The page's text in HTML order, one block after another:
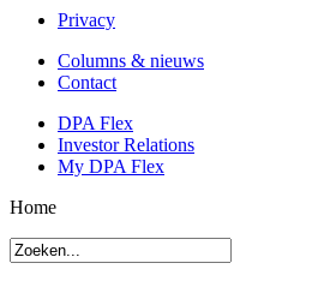
Privacy
Columns & nieuws
Contact
DPA Flex
Investor Relations
My DPA Flex
Home